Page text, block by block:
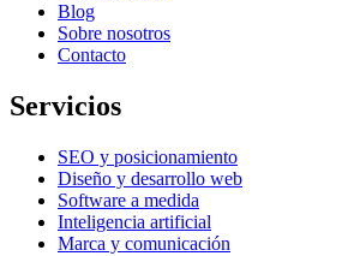
Blog
Sobre nosotros
Contacto
Servicios
SEO y posicionamiento
Diseño y desarrollo web
Software a medida
Inteligencia artificial
Marca y comunicación